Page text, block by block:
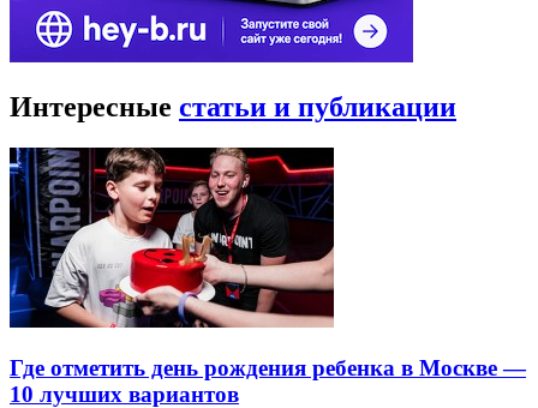
Интересные статьи и публикации
Где отметить день рождения ребенка в Москве —
10 лучших вариантов